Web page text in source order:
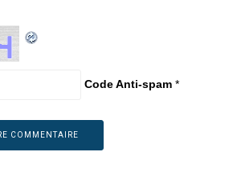
Code Anti-spam *